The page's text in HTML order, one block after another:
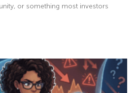
or something most investors